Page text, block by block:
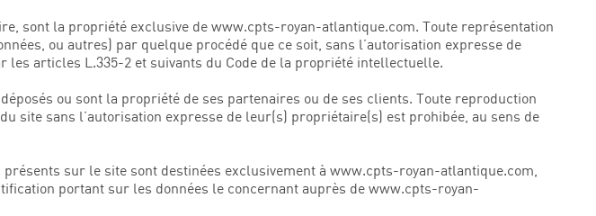
sont la propriété exclusive de www.cpts-royan-atlantique.com. Toute représentation
ou autres) par quelque procédé que ce soit, sans l’autorisation expresse de
articles L.335-2 et suivants du Code de la propriété intellectuelle.
ou sont la propriété de ses partenaires ou de ses clients. Toute reproduction
site sans l’autorisation expresse de leur(s) propriétaire(s) est prohibée, au sens de
sur le site sont destinées exclusivement à www.cpts-royan-atlantique.com,
portant sur les données le concernant auprès de www.cpts-royan-